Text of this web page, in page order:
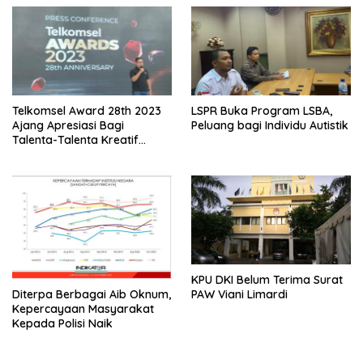
Telkomsel Award 28th 2023
Ajang Apresiasi Bagi
Talenta-Talenta Kreatif
LSPR Buka Program LSBA,
Peluang bagi Individu Autistik
Diterpa Berbagai Aib Oknum,
Kepercayaan Masyarakat
Kepada Polisi Naik
KPU DKI Belum Terima Surat
PAW Viani Limardi